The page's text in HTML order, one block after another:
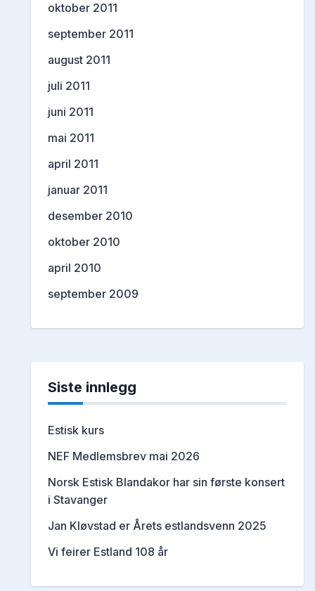
oktober 2011
september 2011
august 2011
juli 2011
juni 2011
mai 2011
april 2011
januar 2011
desember 2010
oktober 2010
april 2010
september 2009
Siste innlegg
Estisk kurs
NEF Medlemsbrev mai 2026
Norsk Estisk Blandakor har sin første konsert
i Stavanger
Jan Kløvstad er Årets estlandsvenn 2025
Vi feirer Estland 108 år